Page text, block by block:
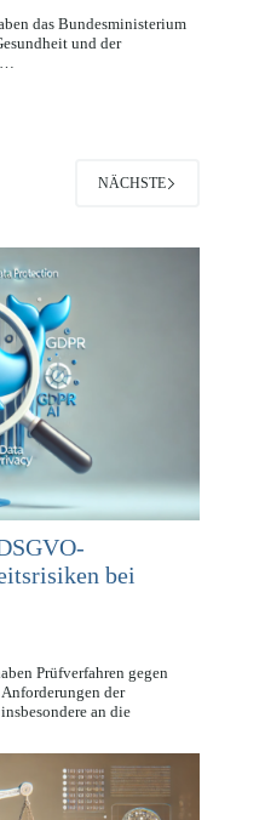
das Bundesministerium
und der
bei
Prüfverfahren gegen
der
an die